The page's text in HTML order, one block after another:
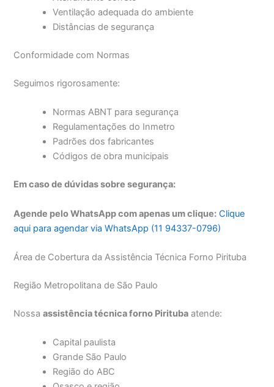
Ventilação adequada do ambiente
Distâncias de segurança
Conformidade com Normas
Seguimos rigorosamente:
Normas ABNT para segurança
Regulamentações do Inmetro
Padrões dos fabricantes
Códigos de obra municipais
Em caso de dúvidas sobre segurança:
Agende pelo WhatsApp com apenas um clique: Clique
aqui para agendar via WhatsApp (11 94337-0796)
Área de Cobertura da Assistência Técnica Forno Pirituba
Região Metropolitana de São Paulo
Nossaassistência técnica forno Pirituba atende:
Capital paulista
Grande São Paulo
Região do ABC